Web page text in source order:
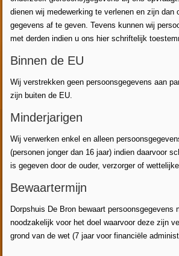
dienen wij medewerking te verlenen en zijn dan
gegevens af te geven. Tevens kunnen wij
met derden indien u ons hier schriftelijk
Binnen de EU
Wij verstrekken geen persoonsgegevens aan
zijn buiten de EU.
Minderjarigen
Wij verwerken enkel en alleen
(personen jonger dan 16 jaar) indien daarvoor
is gegeven door de ouder, verzorger of
Bewaartermijn
Dorpshuis De Bron bewaart persoonsgegevens
noodzakelijk voor het doel waarvoor deze zijn
grond van de wet (7 jaar voor financiële